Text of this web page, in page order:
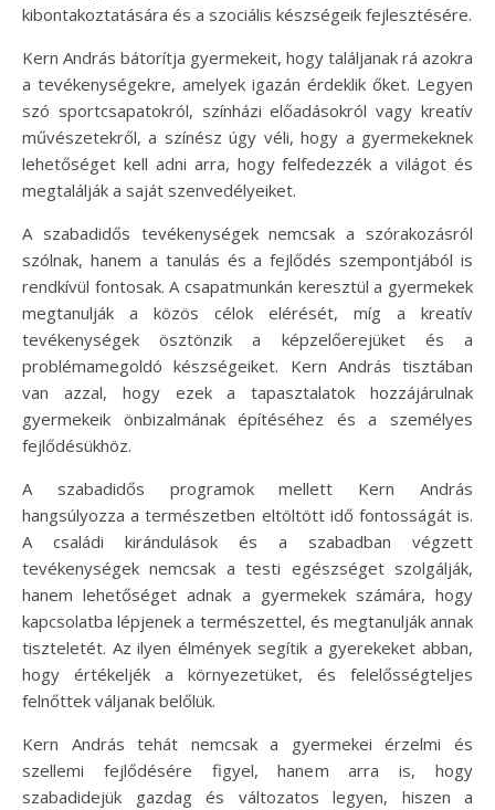
kibontakoztatására és a szociális készségeik fejlesztésére.
Kern András bátorítja gyermekeit, hogy találjanak rá azokra
a tevékenységekre, amelyek igazán érdeklik őket. Legyen
szó sportcsapatokról, színházi előadásokról vagy kreatív
művészetekről, a színész úgy véli, hogy a gyermekeknek
lehetőséget kell adni arra, hogy felfedezzék a világot és
megtalálják a saját szenvedélyeiket.
A szabadidős tevékenységek nemcsak a szórakozásról
szólnak, hanem a tanulás és a fejlődés szempontjából is
rendkívül fontosak. A csapatmunkán keresztül a gyermekek
megtanulják a közös célok elérését, míg a kreatív
tevékenységek ösztönzik a képzelőerejüket és a
problémamegoldó készségeiket. Kern András tisztában
van azzal, hogy ezek a tapasztalatok hozzájárulnak
gyermekeik önbizalmának építéséhez és a személyes
fejlődésükhöz.
A szabadidős programok mellett Kern András
hangsúlyozza a természetben eltöltött idő fontosságát is.
A családi kirándulások és a szabadban végzett
tevékenységek nemcsak a testi egészséget szolgálják,
hanem lehetőséget adnak a gyermekek számára, hogy
kapcsolatba lépjenek a természettel, és megtanulják annak
tiszteletét. Az ilyen élmények segítik a gyerekeket abban,
hogy értékeljék a környezetüket, és felelősségteljes
felnőttek váljanak belőlük.
Kern András tehát nemcsak a gyermekei érzelmi és
szellemi fejlődésére figyel, hanem arra is, hogy
szabadidejük gazdag és változatos legyen, hiszen a